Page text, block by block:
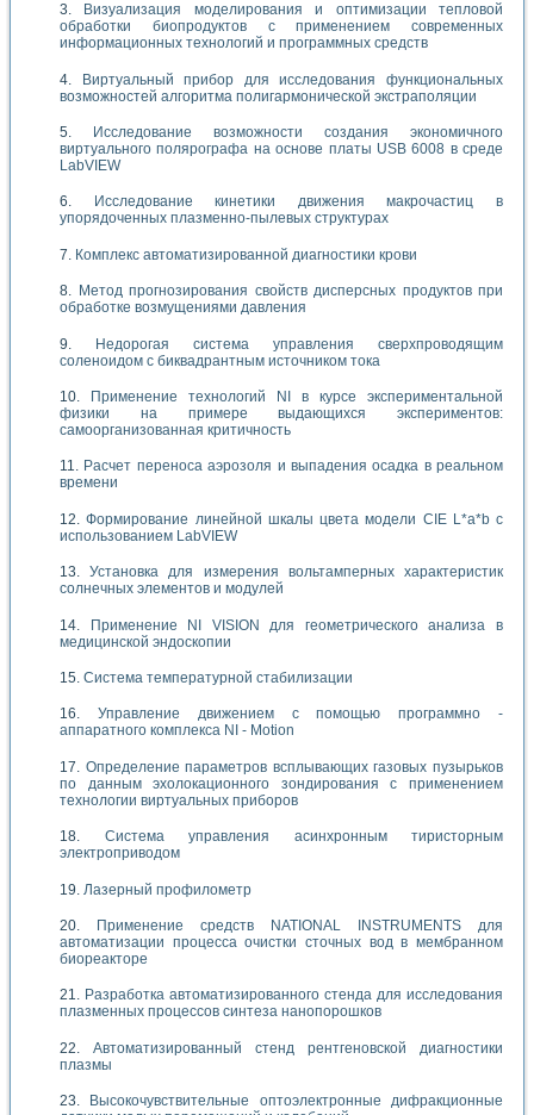
Визуализация моделирования и оптимизации тепловой
обработки биопродуктов с применением современных
информационных технологий и программных средств
Виртуальный прибор для исследования функциональных
возможностей алгоритма полигармонической экстраполяции
Исследование возможности создания экономичного
виртуального полярографа на основе платы USB 6008 в среде
LabVIEW
Исследование кинетики движения макрочастиц в
упорядоченных плазменно-пылевых структурах
Комплекс автоматизированной диагностики крови
Метод прогнозирования свойств дисперсных продуктов при
обработке возмущениями давления
Недорогая система управления сверхпроводящим
соленоидом с биквадрантным источником тока
Применение технологий NI в курсе экспериментальной
физики на примере выдающихся экспериментов:
самоорганизованная критичность
Расчет переноса аэрозоля и выпадения осадка в реальном
времени
Формирование линейной шкалы цвета модели CIE L*a*b с
использованием LabVIEW
Установка для измерения вольтамперных характеристик
солнечных элементов и модулей
Применение NI VISION для геометрического анализа в
медицинской эндоскопии
Система температурной стабилизации
Управление движением с помощью программно -
аппаратного комплекса NI - Motion
Определение параметров всплывающих газовых пузырьков
по данным эхолокационного зондирования с применением
технологии виртуальных приборов
Система управления асинхронным тиристорным
электроприводом
Лазерный профилометр
Применение средств NATIONAL INSTRUMENTS для
автоматизации процесса очистки сточных вод в мембранном
биореакторе
Разработка автоматизированного стенда для исследования
плазменных процессов синтеза нанопорошков
Автоматизированный стенд рентгеновской диагностики
плазмы
Высокочувствительные оптоэлектронные дифракционные